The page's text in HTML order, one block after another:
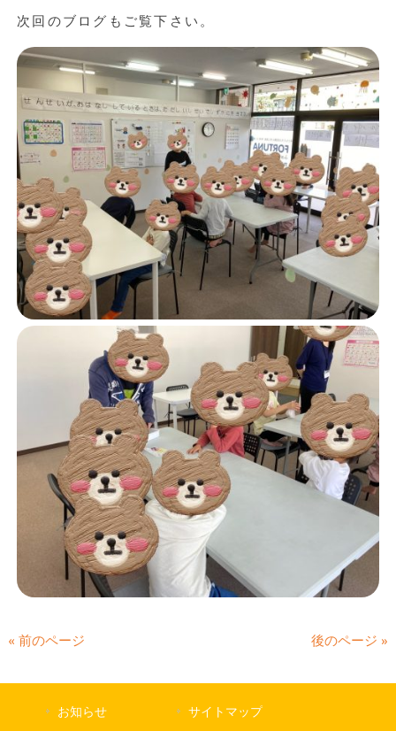
次回のブログもご覧下さい。
« 前のページ 後のページ »
お知らせ サイトマップ